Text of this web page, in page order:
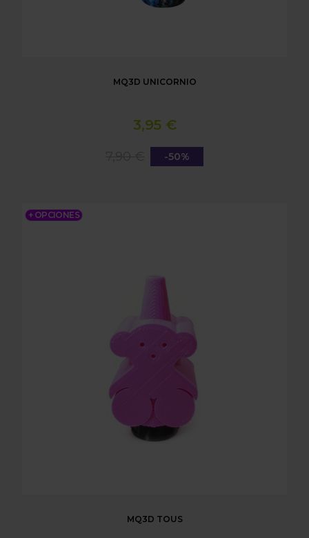
MQ3D UNICORNIO
3,95 €
-50%
+ OPCIONES
MQ3D TOUS
MQ3D TOUS